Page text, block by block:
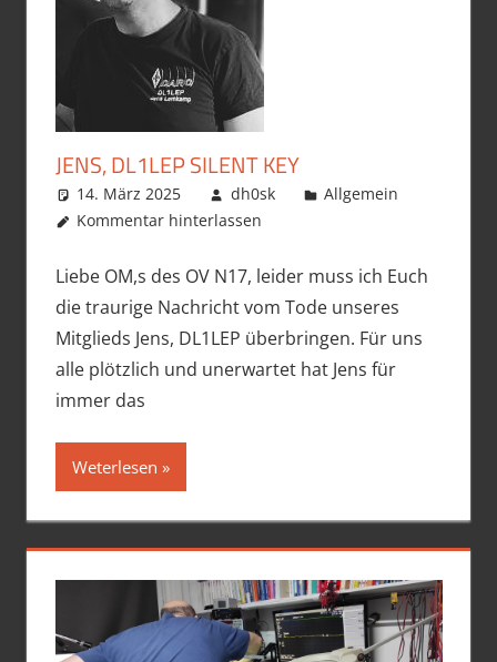
JENS, DL1LEP SILENT KEY
14. März 2025 dh0sk
Allgemein
Kommentar hinterlassen
Liebe OM,s des OV N17, leider muss ich Euch
die traurige Nachricht vom Tode unseres
Mitglieds Jens, DL1LEP überbringen. Für uns
alle plötzlich und unerwartet hat Jens für
immer das
Weterlesen